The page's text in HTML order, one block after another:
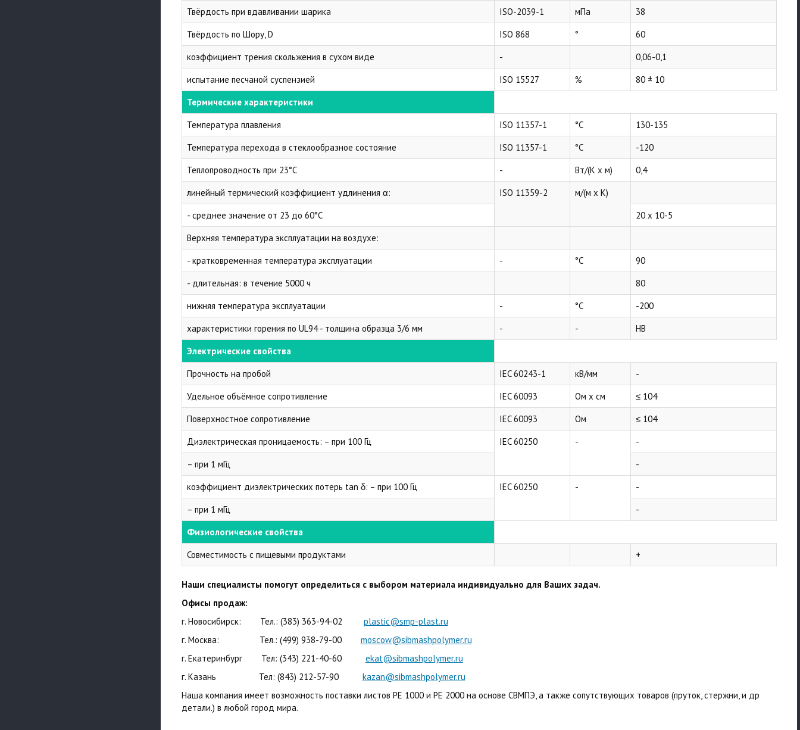
Твёрдость при вдавливании шарика
ISO-2039-1 мПа
38
Твёрдость по Шору, D
ISO 868 °
60
коэффициент трения скольжения в сухом виде
-
0,06-0,1
испытание песчаной суспензией
ISO 15527 %
80 ± 10
Термические характеристики
Температура плавления
ISO 11357-1 °C
130-135
Температура перехода в стеклообразное состояние
ISO 11357-1 °C
-120
Теплопроводность при 23°C
- Вт/(K x м)
0,4
линейный термический коэффициент удлинения α:
ISO 11359-2
м/(м x K)
- среднее значение от 23 до 60°C
20 x 10-5
Верхняя температура эксплуатации на воздухе:
- кратковременная температура эксплуатации
- °C
90
- длительная: в течение 5000 ч
80
нижняя температура эксплуатации
- °C
-200
характеристики горения по UL94 - толщина образца 3/6 мм
- -
HB
Электрические свойства
Прочность на пробой
IEC 60243-1 кВ/мм
-
Удельное объёмное сопротивление
IEC 60093 Ом x см
≤ 104
Поверхностное сопротивление
IEC 60093 Ом
≤ 104
Диэлектрическая проницаемость: – при 100 Гц
IEC 60250 -
-
– при 1 мГц
-
коэффициент диэлектрических потерь tan δ: – при 100 Гц
IEC 60250 -
-
– при 1 мГц
-
Физиологические свойства
Совместимость с пищевыми продуктами
+
Наши специалисты помогут определиться с выбором материала индивидуально для Ваших задач.
Офисы продаж:
г. Новосибирск: Тел.: (383) 363-94-02 plastic@smp-plast.ru
г. Москва: Тел.: (499) 938-79-00 moscow@sibmashpolymer.ru
г. Екатеринбург Тел: (343) 221-40-60 ekat@sibmashpolymer.ru
г. Казань Тел: (843) 212-57-90 kazan@sibmashpolymer.ru
Наша компания имеет возможность поставки листов РЕ 1000 и PE 2000 на основе СВМПЭ, а также сопутствующих товаров (пруток, стержни, и др
детали.) в любой город мира.